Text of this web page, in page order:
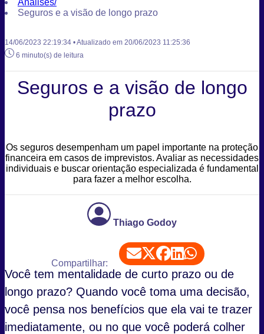
Análises/
Seguros e a visão de longo prazo
14/06/2023 22:19:34 • Atualizado em 20/06/2023 11:25:36
6 minuto(s) de leitura
Seguros e a visão de longo
prazo
Os seguros desempenham um papel importante na proteção
financeira em casos de imprevistos. Avaliar as necessidades
individuais e buscar orientação especializada é fundamental
para fazer a melhor escolha.
Thiago Godoy
Compartilhar:
Você tem mentalidade de curto prazo ou de
longo prazo? Quando você toma uma decisão,
você pensa nos benefícios que ela vai te trazer
imediatamente, ou no que você poderá colher